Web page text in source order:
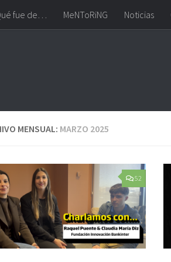
fue de… MeNToRiNG Noticias
MENSUAL: MARZO 2025
52